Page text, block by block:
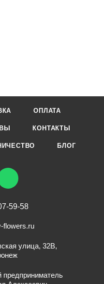
ОПЛАТА
КОНТАКТЫ
БЛОГ
59-58
flowers.ru
улица, 32В,